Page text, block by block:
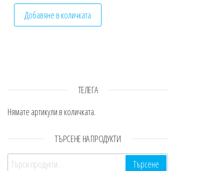
Добавяне в количката
ТЕЛЕГА
Нямате артикули в количката.
ТЪРСЕНЕ НА ПРОДУКТИ
Търсене за:
Търсене